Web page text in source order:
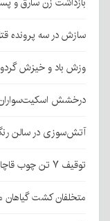
سازش در سه پرونده
وزش باد و خیزش
درخشش
آتش‌سوزی در سالن
توقیف ۷ تن چوب قاچاق تاغ در رفسنجان
متخلفان کشت